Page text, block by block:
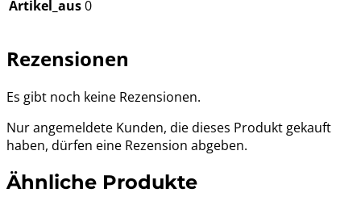
Artikel_aus0
Rezensionen
Es gibt noch keine Rezensionen.
Nur angemeldete Kunden, die dieses Produkt gekauft
haben, dürfen eine Rezension abgeben.
Ähnliche Produkte